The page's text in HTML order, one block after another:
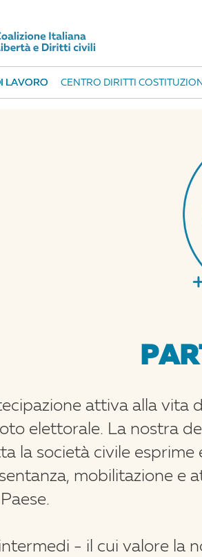
LAVORO CENTRO DIRITTI
attiva alla vita
elettorale. La nostra
la società civile
mobilitazione e
- il cui valore la